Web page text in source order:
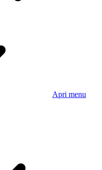
Apri menu